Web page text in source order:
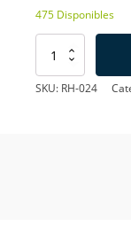
475 Disponibles
Relé
24V
SKU: RH-024